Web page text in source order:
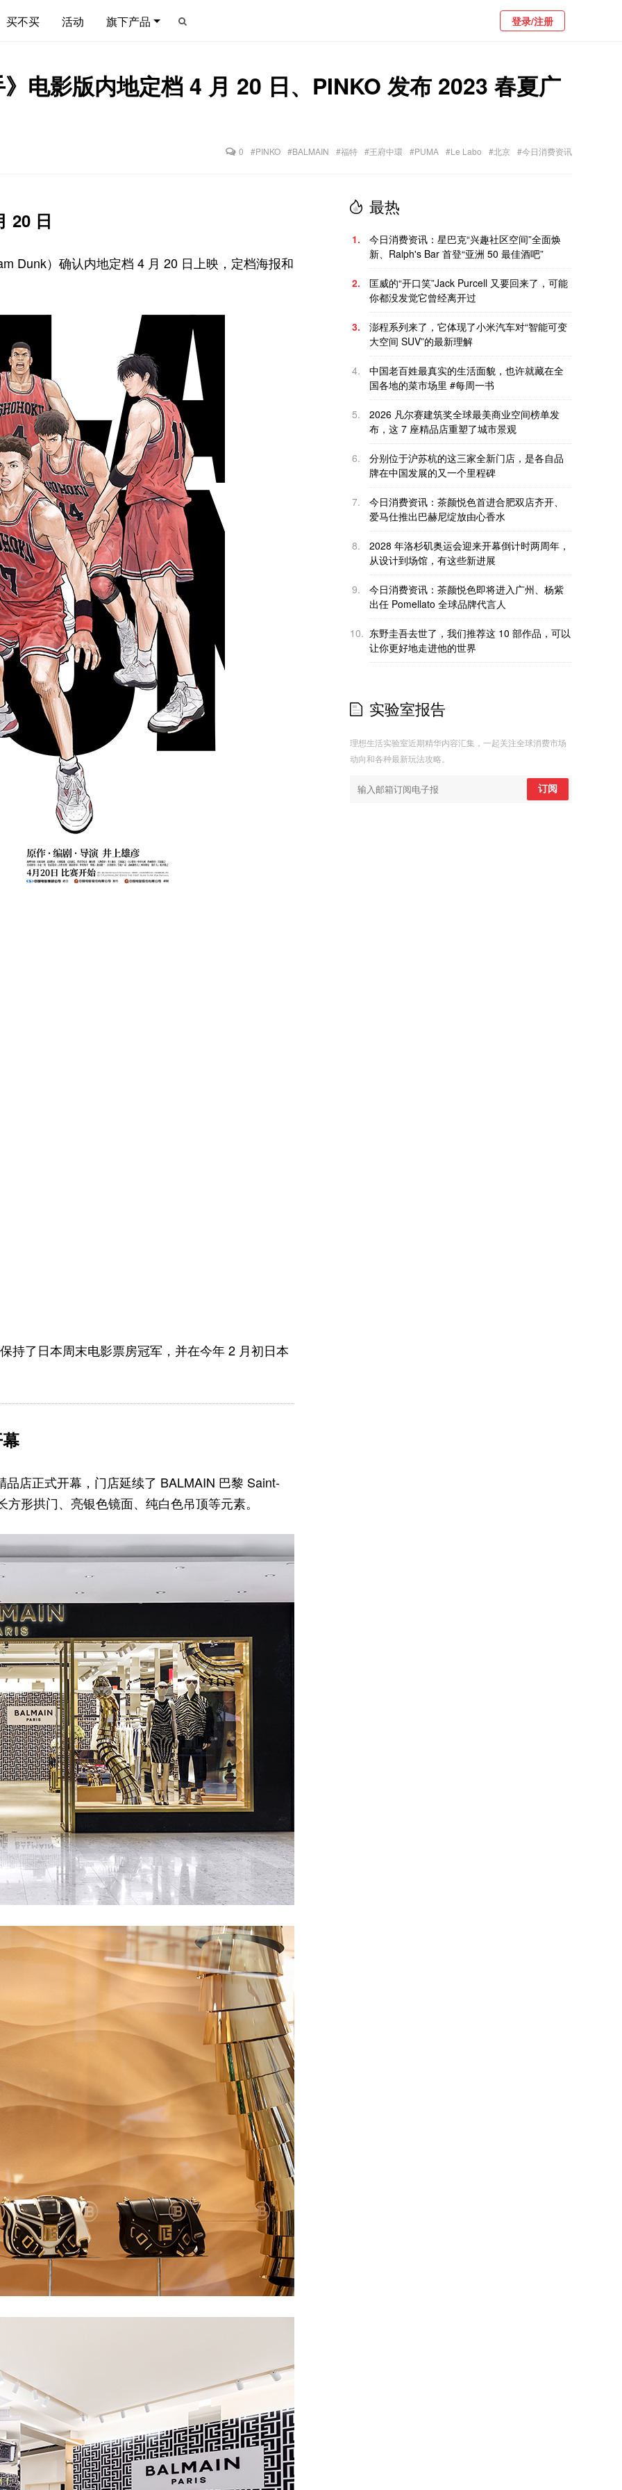
买不买 活动 旗下产品 登录/注册
电影版内地定档 4 月 20 日、PINKO 发布 2023 春夏广
0 #PINKO #BALMAIN #福特 #王府中環 #PUMA #Le Labo #北京 #今日消费资讯
20 日
Dunk）确认内地定档 4 月 20 日上映，定档海报和
持了日本周末电影票房冠军，并在今年 2 月初日本
店正式开幕，门店延续了 BALMAIN 巴黎 Saint-
形拱门、亮银色镜面、纯白色吊顶等元素。
最热
1.
今日消费资讯：星巴克“兴趣社区空间”全面焕
新、Ralph's Bar 首登“亚洲 50 最佳酒吧”
2.
匡威的“开口笑”Jack Purcell 又要回来了，可能
你都没发觉它曾经离开过
3.
澎程系列来了，它体现了小米汽车对“智能可变
大空间 SUV”的最新理解
4.
中国老百姓最真实的生活面貌，也许就藏在全
国各地的菜市场里 #每周一书
5.
2026 凡尔赛建筑奖全球最美商业空间榜单发
布，这 7 座精品店重塑了城市景观
6.
分别位于沪苏杭的这三家全新门店，是各自品
牌在中国发展的又一个里程碑
7.
今日消费资讯：茶颜悦色首进合肥双店齐开、
爱马仕推出巴赫尼绽放由心香水
8.
2028 年洛杉矶奥运会迎来开幕倒计时两周年，
从设计到场馆，有这些新进展
9.
今日消费资讯：茶颜悦色即将进入广州、杨紫
出任 Pomellato 全球品牌代言人
10. 东野圭吾去世了，我们推荐这 10 部作品，可以
让你更好地走进他的世界
实验室报告
理想生活实验室近期精华内容汇集，一起关注全球消费市场
动向和各种最新玩法攻略。